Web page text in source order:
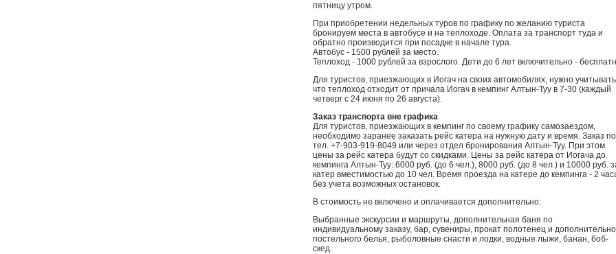
пятницу утром.
При приобретении недельных туров по графику по желанию туриста
бронируем места в автобусе и на теплоходе. Оплата за транспорт туда и
обратно производится при посадке в начале тура.
Автобус - 1500 рублей за место.
Теплоход - 1000 рублей за взрослого. Дети до 6 лет включительно -
Для туристов, приезжающих в Иогач на своих автомобилях, нужно
что теплоход отходит от причала Иогач в кемпинг Алтын-Туу в 7-30 (каждый
четверг с 24 июня по 26 августа).
Заказ транспорта вне графика
Для туристов, приезжающих в кемпинг по своему графику самозаездом,
необходимо заранее заказать рейс катера на нужную дату и время. Заказ по
тел. +7-903-919-8049 или через отдел бронирования Алтын-Туу. При этом
цены за рейс катера будут со скидками. Цены за рейс катера от Иогача до
кемпинга Алтын-Туу: 6000 руб. (до 6 чел.), 8000 руб. (до 8 чел.) и 10000 руб.
катер вместимостью до 10 чел. Время проезда на катере до кемпинга - 2
без учета возможных остановок.
В стоимость не включено и оплачивается дополнительно:
Выбранные экскурсии и маршруты, дополнительная баня по
индивидуальному заказу, бар, сувениры, прокат полотенец и
постельного белья, рыболовные снасти и лодки, водные лыжи, банан, боб-
скед.